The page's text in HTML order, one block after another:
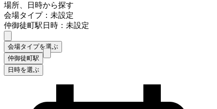
場所、日時から探す
会場タイプ：未設定
仲御徒町駅日時：未設定
会場タイプを選ぶ
仲御徒町駅
日時を選ぶ